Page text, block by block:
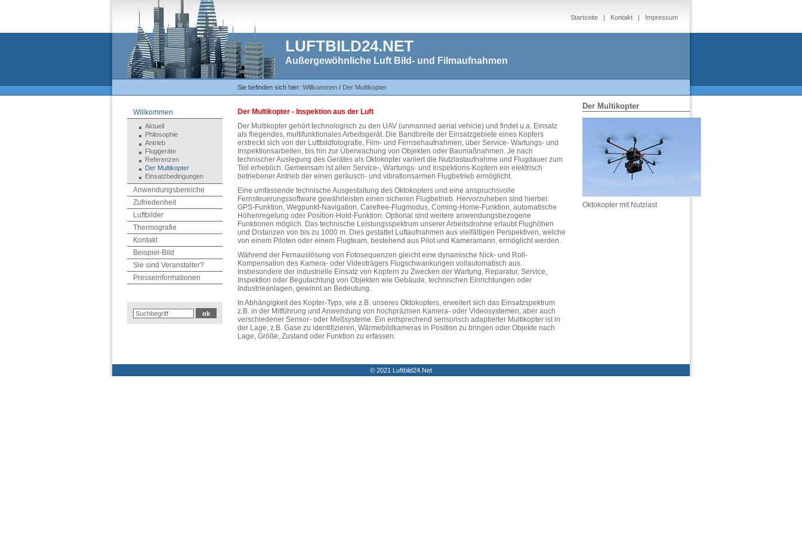
Startseite | Kontakt | Impressum
LUFTBILD24.NET
Außergewöhnliche Luft Bild- und Filmaufnahmen
Sie befinden sich hier: Willkommen / Der Multikopter
Willkommen
Aktuell
Philosophie
Antrieb
Fluggeräte
Referenzen
Der Multikopter
Einsatzbedingungen
Anwendungsbereiche
Zufriedenheit
Luftbilder
Thermografie
Kontakt
Beispiel-Bild
Sie sind Veranstalter?
Presseinformationen
Der Multikopter
Oktokopter mit Nutzlast
Der Multikopter - Inspektion aus der Luft
Der Multikopter gehört technologisch zu den UAV (unmanned aerial vehicle) und findet u.a. Einsatz
als fliegendes, multifunktionales Arbeitsgerät. Die Bandbreite der Einsatzgebiete eines Kopters
erstreckt sich von der Luftbildfotografie, Film- und Fernsehaufnahmen, über Service- Wartungs- und
Inspektionsarbeiten, bis hin zur Überwachung von Objekten oder Baumaßnahmen. Je nach
technischer Auslegung des Gerätes als Oktokopter variiert die Nutzlastaufnahme und Flugdauer zum
Teil erheblich. Gemeinsam ist allen Service-, Wartungs- und Inspektions-Koptern ein elektrisch
betriebener Antrieb der einen geräusch- und vibrationsarmen Flugbetrieb ermöglicht.
Eine umfassende technische Ausgestaltung des Oktokopters und eine anspruchsvolle
Fernsteuerungssoftware gewährleisten einen sicheren Flugbetrieb. Hervorzuheben sind hierbei:
GPS-Funktion, Wegpunkt-Navigation, Carefree-Flugmodus, Coming-Home-Funktion, automatische
Höhenregelung oder Position-Hold-Funktion. Optional sind weitere anwendungsbezogene
Funktionen möglich. Das technische Leistungsspektrum unserer Arbeitsdrohne erlaubt Flughöhen
und Distanzen von bis zu 1000 m. Dies gestattet Luftaufnahmen aus vielfältigen Perspektiven, welche
von einem Piloten oder einem Flugteam, bestehend aus Pilot und Kameramann, ermöglicht werden.
Während der Fernauslösung von Fotosequenzen gleicht eine dynamische Nick- und Roll-
Kompensation des Kamera- oder Videoträgers Flugschwankungen vollautomatisch aus.
Insbesondere der industrielle Einsatz von Koptern zu Zwecken der Wartung, Reparatur, Service,
Inspektion oder Begutachtung von Objekten wie Gebäude, technischen Einrichtungen oder
Industrieanlagen, gewinnt an Bedeutung.
In Abhängigkeit des Kopter-Typs, wie z.B. unseres Oktokopters, erweitert sich das Einsatzspektrum
z.B. in der Mitführung und Anwendung von hochpräzisen Kamera- oder Videosystemen, aber auch
verschiedener Sensor- oder Meßsysteme. Ein entsprechend sensorisch adaptierter Multikopter ist in
der Lage, z.B. Gase zu identifizieren, Wärmebildkameras in Position zu bringen oder Objekte nach
Lage, Größe, Zustand oder Funktion zu erfassen.
© 2021 Luftbild24.Net